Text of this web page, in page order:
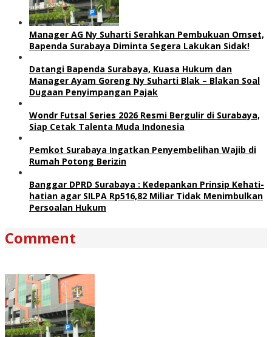
Manager AG Ny Suharti Serahkan Pembukuan Omset,
Bapenda Surabaya Diminta Segera Lakukan Sidak!
Datangi Bapenda Surabaya, Kuasa Hukum dan
Manager Ayam Goreng Ny Suharti Blak – Blakan Soal
Dugaan Penyimpangan Pajak
Wondr Futsal Series 2026 Resmi Bergulir di Surabaya,
Siap Cetak Talenta Muda Indonesia
Pemkot Surabaya Ingatkan Penyembelihan Wajib di
Rumah Potong Berizin
Banggar DPRD Surabaya : Kedepankan Prinsip Kehati-
hatian agar SILPA Rp516,82 Miliar Tidak Menimbulkan
Persoalan Hukum
Comment